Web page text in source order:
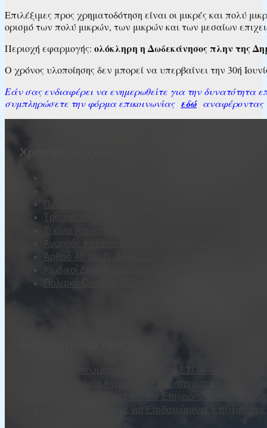
Επιλέξιμες προς χρηματοδότηση είναι οι μικρές και πολύ
ορισμό των πολύ μικρών, των μικρών και των μεσαίων
Περιοχή εφαρμογής: ολόκληρη η Δωδεκάνησος πλην της
Ο χρόνος υλοποίησης δεν μπορεί να υπερβαίνει την 30ή
Εάν σας ενδιαφέρει να ενημερωθείτε για την δυνατότητα
συμπληρώσετε την φόρμα επικοινωνίας εδώ αναφέροντας
Χρήσιμα αρχεία
Τρόπος φορολόγησης Ενίσχυσης
Τι είναι Καινοτομία
Ανοιχτός Καταπιστευτικός Λογαριασμός
Άρθρο 40 του Ν. 4488/2017 (Α137/13.09.2017)
Κωδικοί Δραστηριοτήτων (ΣΤΑΚΟΔ)
Πολιτική Cookies (ΕΕ)
Τα Επιδοτούμενα Προγράμματα ΕΣΠΑ – ΔΥΠΑ
Προετοιμασία Ανέργου για Επιχειρηματική
Επιλέξιμες Δαπάνες για την Επιχειρηματικότητα
Επιλέξιμες Δαπάνες για Επιδοτούμενες